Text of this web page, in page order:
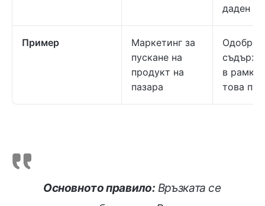
даден
Пример
Маркетинг за
пускане на
продукт на
пазара
в
това
Основното правило: Връзката се